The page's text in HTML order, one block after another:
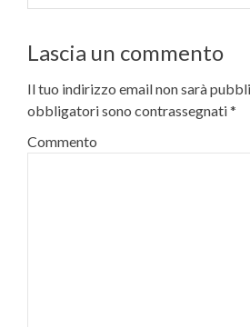
Lascia un commento
Il tuo indirizzo email non sarà
obbligatori sono contrassegnati*
Commento